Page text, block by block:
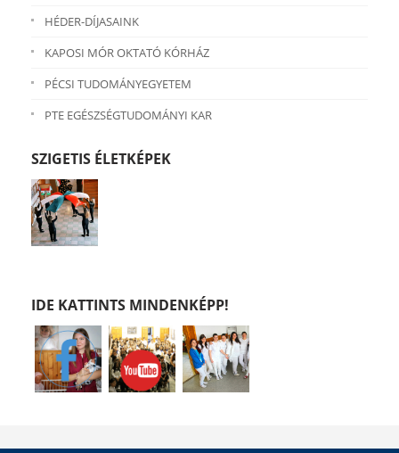
HÉDER-DÍJASAINK
KAPOSI MÓR OKTATÓ KÓRHÁZ
PÉCSI TUDOMÁNYEGYETEM
PTE EGÉSZSÉGTUDOMÁNYI KAR
SZIGETIS ÉLETKÉPEK
IDE KATTINTS MINDENKÉPP!